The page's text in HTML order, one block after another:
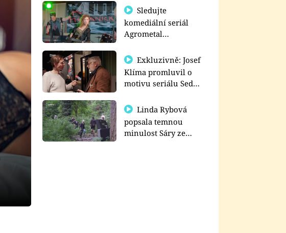
Sledujte
komediální seriál
Agrometal
prima+
Exkluzivně: Josef
Klíma promluvil o
motivu seriálu Sedm
Linda Rybová
popsala temnou
minulost Sáry ze